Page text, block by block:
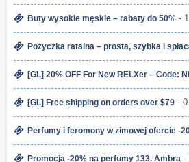
Buty wysokie męskie – rabaty do 50% -
Pożyczka ratalna – prosta, szybka i
[GL] 20% OFF For New RELXer – Code:
[GL] Free shipping on orders over $79 -
Perfumy i feromony w zimowej ofercie -
Promocja -20% na perfumy 133. Ambra -